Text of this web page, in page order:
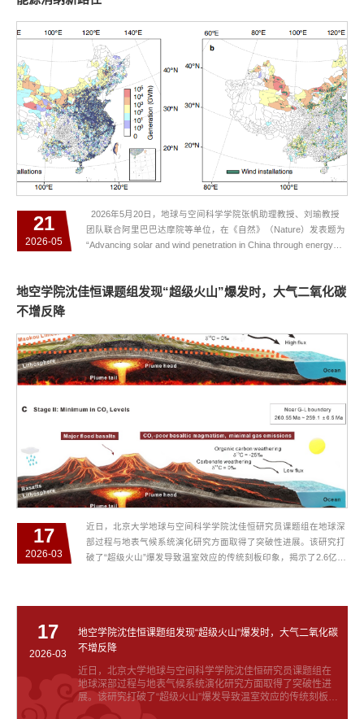
21
2026-05
2026年5月20日，地球与空间科学学院张帆助理教授、刘瑜教授
团队联合阿里巴巴达摩院等单位，在《自然》（Nature）发表题为
“Advancing solar and wind penetration in China through energy
伏设施数据库，并揭示了风光空间协同对新能源消纳的重要影响。
地空学院沈佳恒课题组发现“超级火山”爆发时，大气二氧化碳
不增反降
17
2026-03
近日，北京大学地球与空间科学学院沈佳恒研究员课题组在地球深
部过程与地表气候系统演化研究方面取得了突破性进展。该研究打
破了“超级火山”爆发导致温室效应的传统刻板印象，揭示了2.6亿年
Emeishan flood basalt volcanism”为题，于2026年2月26日发表于
17
2026-03
地空学院沈佳恒课题组发现“超级火山”爆发时，大气二氧化碳
不增反降
近日，北京大学地球与空间科学学院沈佳恒研究员课题组在
地球深部过程与地表气候系统演化研究方面取得了突破性进
展。该研究打破了“超级火山”爆发导致温室效应的传统刻板印